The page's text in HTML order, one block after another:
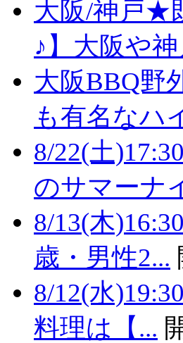
大阪/神戸★
♪】大阪や
大阪BBQ野
も有名なハ
8/22(土
のサマーナ
8/13(木
歳・男性2...
8/12(水
料理は【...